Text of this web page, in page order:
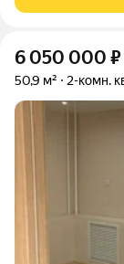
6 050 000 ₽
50,9 м² 2-комн.